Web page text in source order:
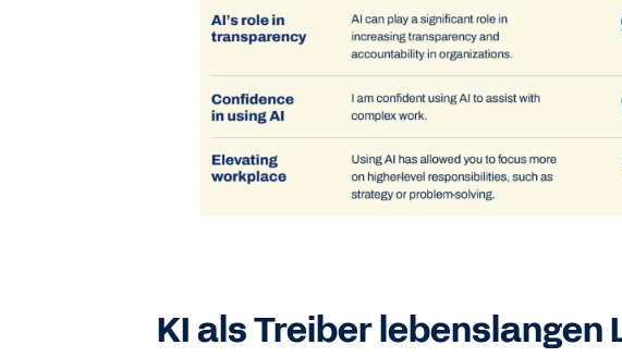
KI als Treiber lebenslangen